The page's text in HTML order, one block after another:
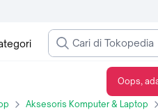
Aksesoris Komputer & Laptop
Oops,